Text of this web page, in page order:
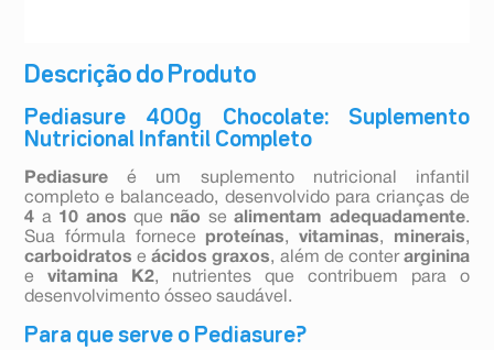
Descrição do Produto
Pediasure 400g Chocolate: Suplemento
Nutricional Infantil Completo
Pediasureé um suplemento nutricional infantil
completo e balanceado, desenvolvido para crianças de
4 a10 anos que não sealimentam adequadamente.
Sua fórmula fornece proteínas, vitaminas, minerais,
carboidratos eácidos graxos, além de conter arginina
evitamina K2, nutrientes que contribuem para o
desenvolvimento ósseo saudável.
Para que serve o Pediasure?